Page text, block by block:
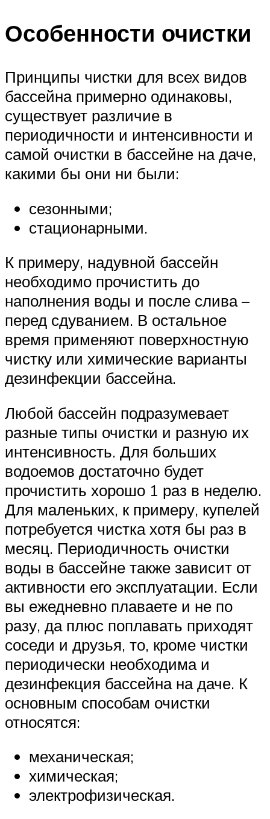
Особенности очистки
Принципы чистки для всех видов
бассейна примерно одинаковы,
существует различие в
периодичности и интенсивности и
самой очистки в бассейне на даче,
какими бы они ни были:
сезонными;
стационарными.
К примеру, надувной бассейн
необходимо прочистить до
наполнения воды и после слива –
перед сдуванием. В остальное
время применяют поверхностную
чистку или химические варианты
дезинфекции бассейна.
Любой бассейн подразумевает
разные типы очистки и разную их
интенсивность. Для больших
водоемов достаточно будет
прочистить хорошо 1 раз в неделю.
Для маленьких, к примеру, купелей
потребуется чистка хотя бы раз в
месяц. Периодичность очистки
воды в бассейне также зависит от
активности его эксплуатации. Если
вы ежедневно плаваете и не по
разу, да плюс поплавать приходят
соседи и друзья, то, кроме чистки
периодически необходима и
дезинфекция бассейна на даче. К
основным способам очистки
относятся:
механическая;
химическая;
электрофизическая.